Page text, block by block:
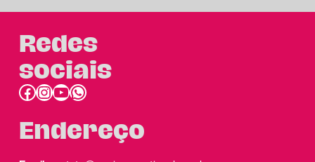
Redes
sociais
Facebook InstagramYoutube link do whatsapp
Endereço